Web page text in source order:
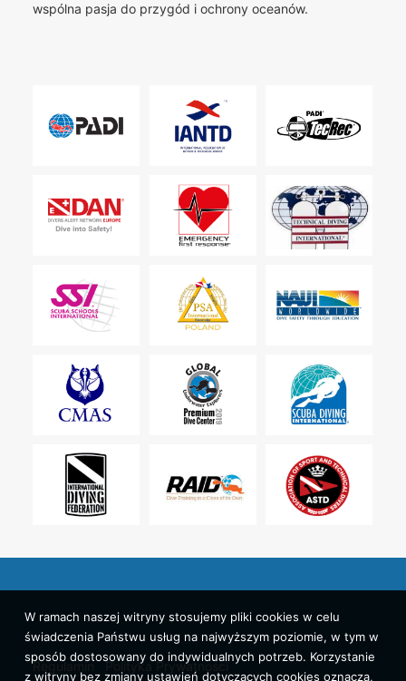
wspólna pasja do przygód i ochrony oceanów.
Regulamin Polityka Prywatności
W ramach naszej witryny stosujemy pliki cookies w celu
świadczenia Państwu usług na najwyższym poziomie, w tym w
sposób dostosowany do indywidualnych potrzeb. Korzystanie
z witryny bez zmiany ustawień dotyczących cookies oznacza,